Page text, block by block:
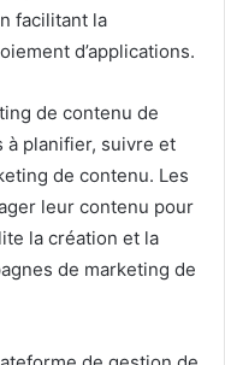
facilitant la
d’applications.
de contenu de
à planifier, suivre et
de contenu. Les
leur contenu pour
la création et la
de marketing de